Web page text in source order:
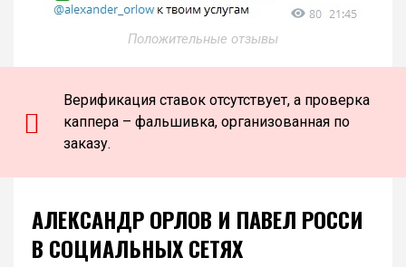
Положительные отзывы
Верификация ставок отсутствует, а проверка
каппера – фальшивка, организованная по
заказу.
АЛЕКСАНДР ОРЛОВ И ПАВЕЛ РОССИ
В СОЦИАЛЬНЫХ СЕТЯХ